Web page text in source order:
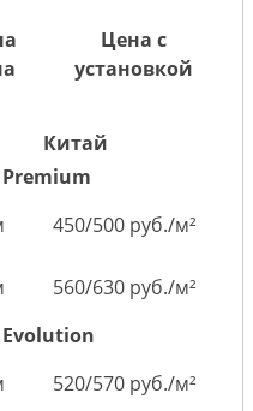
Цена с
установкой
Китай
450/500 руб./м²
560/630 руб./м²
520/570 руб./м²